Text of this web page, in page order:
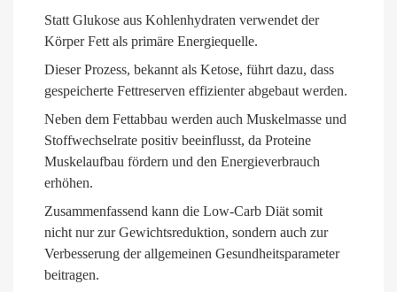
Statt Glukose aus Kohlenhydraten verwendet der
Körper Fett als primäre Energiequelle.
Dieser Prozess, bekannt als Ketose, führt dazu, dass
gespeicherte Fettreserven effizienter abgebaut werden.
Neben dem Fettabbau werden auch Muskelmasse und
Stoffwechselrate positiv beeinflusst, da Proteine
Muskelaufbau fördern und den Energieverbrauch
erhöhen.
Zusammenfassend kann die Low-Carb Diät somit
nicht nur zur Gewichtsreduktion, sondern auch zur
Verbesserung der allgemeinen Gesundheitsparameter
beitragen.